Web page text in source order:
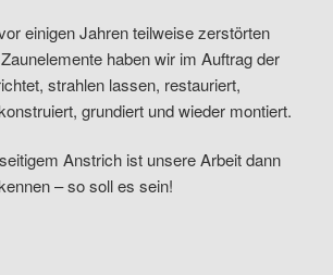
einigen Jahren teilweise zerstörten
haben wir im Auftrag der
strahlen lassen, restauriert,
grundiert und wieder montiert.
Anstrich ist unsere Arbeit dann
– so soll es sein!